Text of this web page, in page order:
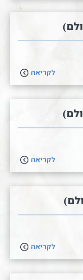
לקריאה
לקריאה
לקריאה